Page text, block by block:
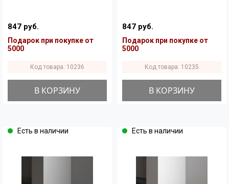
847 руб.
Подарок при покупке от
5000
Код товара: 10236
В КОРЗИНУ
847 руб.
Подарок при покупке от
5000
Код товара: 10235
В КОРЗИНУ
Есть в наличии Есть в наличии